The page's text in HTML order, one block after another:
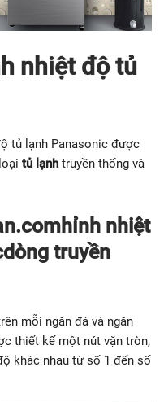
nhiệt độ tủ
tủ lạnh Panasonic được
tủ lạnh truyền thống và
nhiệt
truyền
mỗi ngăn đá và ngăn
thiết kế một nút vặn tròn,
khác nhau từ số 1 đến số